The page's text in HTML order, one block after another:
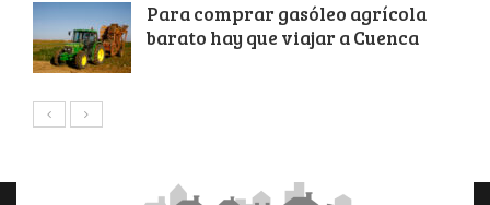
Para comprar gasóleo agrícola
barato hay que viajar a Cuenca